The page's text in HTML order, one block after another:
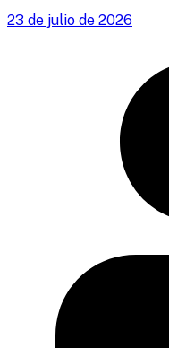
23 de julio de 2026